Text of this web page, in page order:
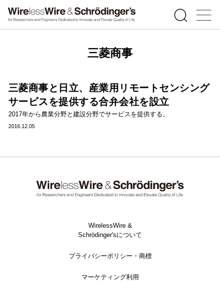
三菱商事
三菱商事と日立、産業用リモートセンシング
サービスを提供する合弁会社を設立
2017年から農業分野と建設分野でサービスを提供する。
2016.12.05
WirelessWire &
Schrödinger'sについて
プライバシーポリシー・商標
マーケティング利用